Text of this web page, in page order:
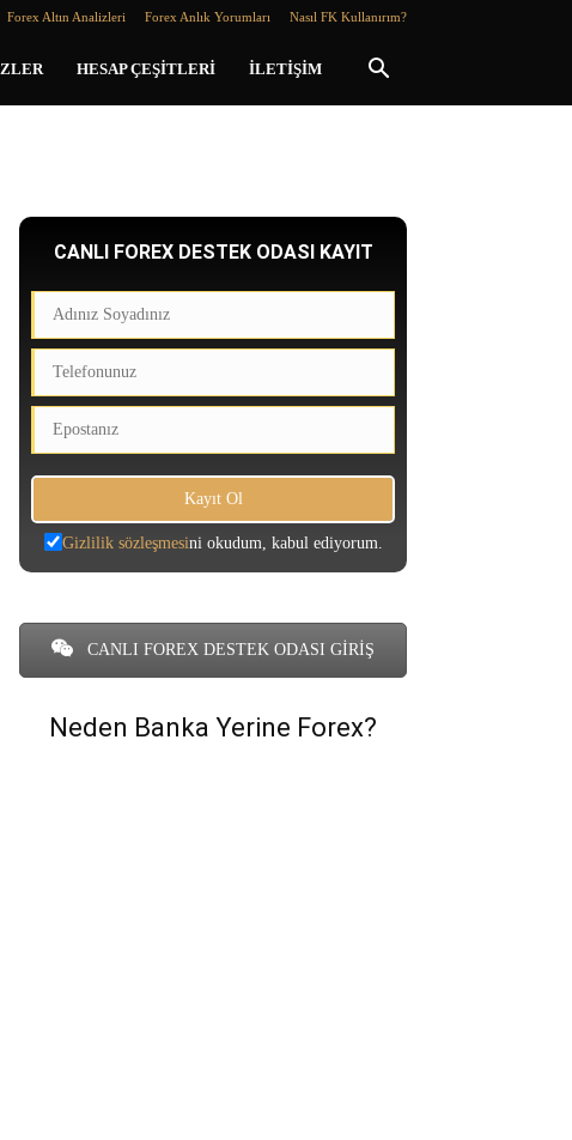
Forex Altın Analizleri Forex Anlık Yorumları Nasıl FK Kullanırım?
HESAP ÇEŞITLERI İLETIŞIM
CANLI FOREX DESTEK ODASI KAYIT
Gizlilik sözleşmesini okudum, kabul ediyorum.
CANLI FOREX DESTEK ODASI GİRİŞ
Neden Banka Yerine Forex?